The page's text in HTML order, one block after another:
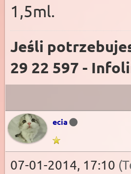
1,5ml.
Jeśli
29 22 597 -
ecia
07-01-2014, 17:10